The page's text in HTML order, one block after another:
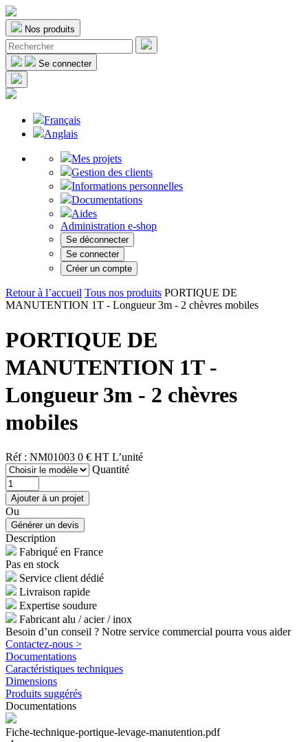
Nos produits
Se connecter
Français
Anglais
Mes projets
Gestion des clients
Informations personnelles
Documentations
Aides
Administration e-shop
Se déconnecter
Se connecter
Créer un compte
Retour à l’accueil Tous nos produits PORTIQUE DE
MANUTENTION 1T - Longueur 3m - 2 chèvres mobiles
PORTIQUE DE
MANUTENTION 1T -
Longueur 3m - 2 chèvres
mobiles
Réf : NM01003 0 € HT L’unité
Quantité
Ou
Description
Fabriqué en France
Pas en stock
Service client dédié
Livraison rapide
Expertise soudure
Fabricant alu / acier / inox
Besoin d’un conseil ? Notre service commercial pourra vous aider
Contactez-nous >
Documentations
Caractéristiques techniques
Dimensions
Produits suggérés
Documentations
Fiche-technique-portique-levage-manutention.pdf